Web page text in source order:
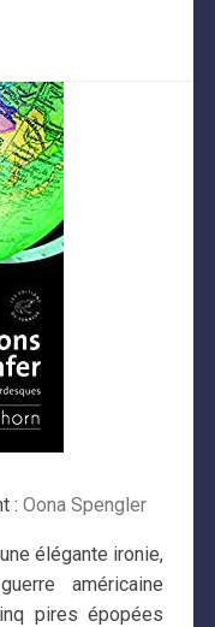
: Oona Spengler
élégante ironie,
américaine
pires épopées